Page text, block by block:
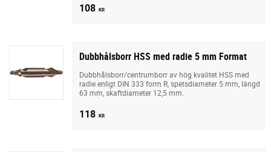
108 KR
Dubbhålsborr HSS med radie 5 mm Format
Dubbhålsborr/centrumborr av hög kvalitet HSS med
radie enligt DIN 333 form R, spetsdiameter 5 mm, längd
63 mm, skaftdiameter 12,5 mm.
118 KR